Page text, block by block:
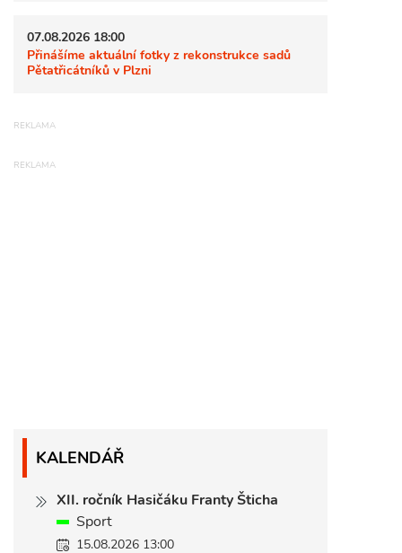
07.08.2026 18:00
Přinášíme aktuální fotky z rekonstrukce sadů
Pětatřicátníků v Plzni
KALENDÁŘ
XII. ročník Hasičáku Franty Šticha
Sport
15.08.2026 13:00